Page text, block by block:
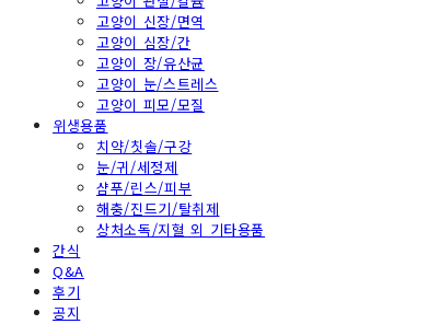
고양이 신장/면역
고양이 심장/간
고양이 장/유산균
고양이 눈/스트레스
고양이 피모/모질
위생용품
치약/칫솔/구강
눈/귀/세정제
샴푸/린스/피부
해충/진드기/탈취제
상처소독/지혈 외 기타용품
간식
Q&A
후기
공지